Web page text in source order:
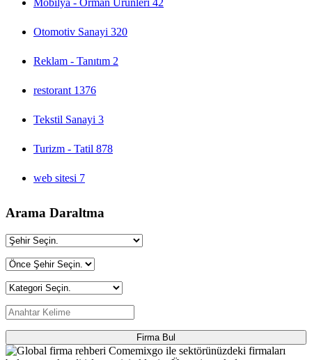
Otomotiv Sanayi 320
Reklam - Tanıtım 2
restorant 1376
Tekstil Sanayi 3
Turizm - Tatil 878
web sitesi 7
Arama Daraltma
Firma Bul